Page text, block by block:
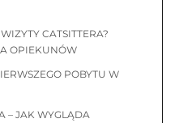
CATSITTERA?
OPIEKUNÓW
POBYTU W
– JAK WYGLĄDA